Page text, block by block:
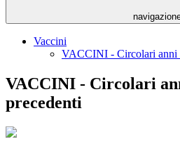
Vaccini
VACCINI - Circolari anni
VACCINI - Circolari
precedenti